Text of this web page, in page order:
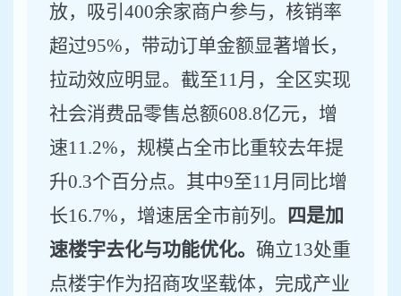
放，吸引 400余家商户参与，核销率
超过95%，带动订单金额显著增长，
拉动效应明显。 截至11月 ，全区实现
社会消费品零售总额608.8亿元， 增
速11.2%， 规模占全市比重较去年提
升0.3个百分点。其中9至11月同比增
长16.7%， 增速居全市前列 。
四是加
速楼宇去化与功能优化。 确立13处重
点楼宇作为招商攻坚载体，完成产业